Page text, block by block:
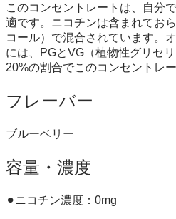
このコンセントレートは、自分
適です。ニコチンは含まれてお
コール）で混合されています。
には、PGとVG（植物性グリセ
20%の割合でこのコンセントレ
フレーバー
ブルーベリー
容量・濃度
⚫︎ニコチン濃度：0mg